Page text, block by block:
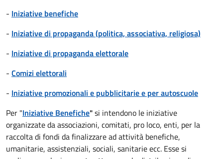
- Iniziative benefiche
- Iniziative di propaganda (politica, associativa, religiosa)
- Iniziative di propaganda elettorale
- Comizi elettorali
- Iniziative promozionali e pubblicitarie e per autoscuole
Per "Iniziative Benefiche"si intendono le iniziative
organizzate da associazioni, comitati, pro loco, enti, per la
raccolta di fondi da finalizzare ad attività benefiche,
umanitarie, assistenziali, sociali, sanitarie ecc. Esse si